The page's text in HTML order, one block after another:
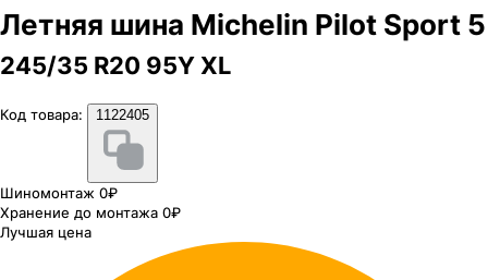
Летняя шина Michelin Pilot Sport 5
245/35 R20 95Y XL
Код товара: 1122405
Шиномонтаж 0₽
Хранение до монтажа 0₽
Лучшая цена